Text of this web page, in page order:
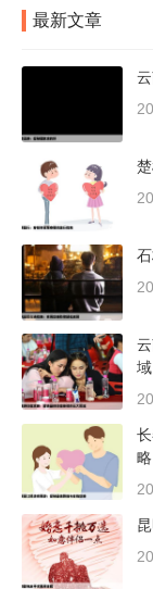
最新文章
域
略